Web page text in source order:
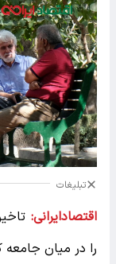
تبلیغات
اقتصادایرانی:
را در میان جامعه